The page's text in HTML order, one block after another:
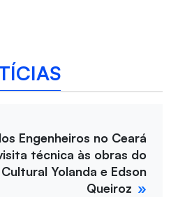
Engenheiros no Ceará
técnica às obras do
Yolanda e Edson
Queiroz